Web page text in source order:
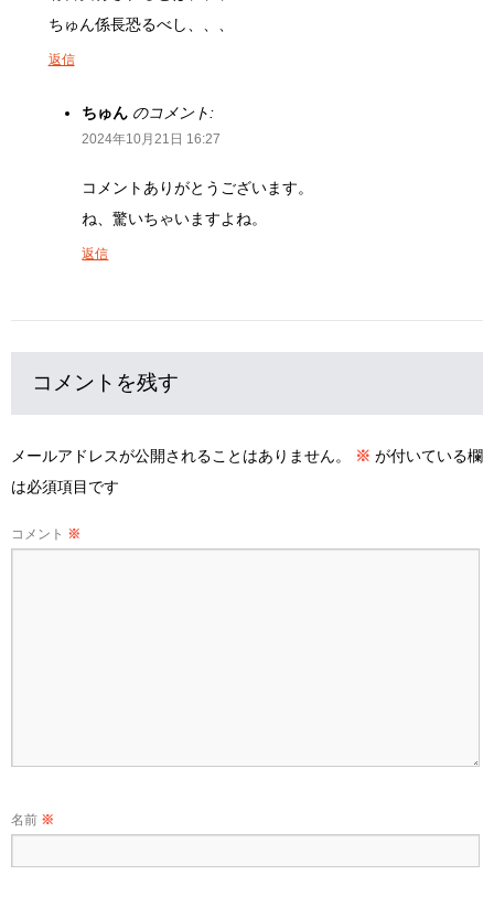
ちゅん係長恐るべし、、、
返信
ちゅん のコメント:
2024年10月21日 16:27
コメントありがとうございます。
ね、驚いちゃいますよね。
返信
コメントを残す
メールアドレスが公開されることはありません。 ※ が付いている欄
は必須項目です
コメント ※
名前 ※